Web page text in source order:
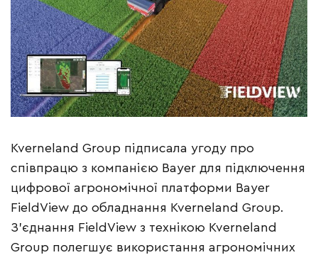
Kverneland Group підписала угоду про
співпрацю з компанією Bayer для підключення
цифрової агрономічної платформи Bayer
FieldView до обладнання Kverneland Group.
З’єднання FieldView з технікою Kverneland
Group полегшує використання агрономічних